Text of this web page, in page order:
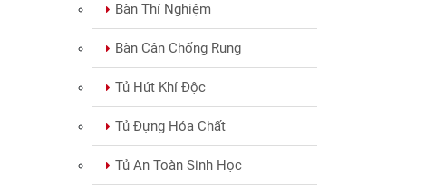
Bàn Thí Nghiệm
Bàn Cân Chống Rung
Tủ Hút Khí Độc
Tủ Đựng Hóa Chất
Tủ An Toàn Sinh Học